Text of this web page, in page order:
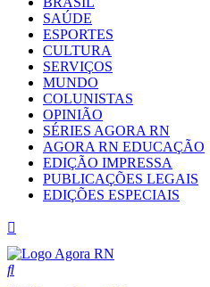
SAÚDE
ESPORTES
CULTURA
SERVIÇOS
MUNDO
COLUNISTAS
OPINIÃO
SÉRIES AGORA RN
AGORA RN EDUCAÇÃO
EDIÇÃO IMPRESSA
PUBLICAÇÕES LEGAIS
EDIÇÕES ESPECIAIS